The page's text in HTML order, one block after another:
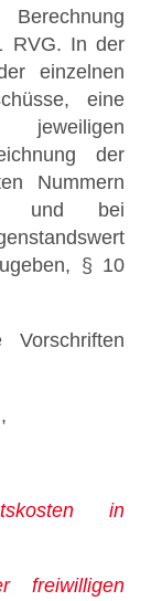
RVG. In der
einzelnen
eine
der
Nummern
und bei
§ 10
Vorschriften
in
freiwilligen